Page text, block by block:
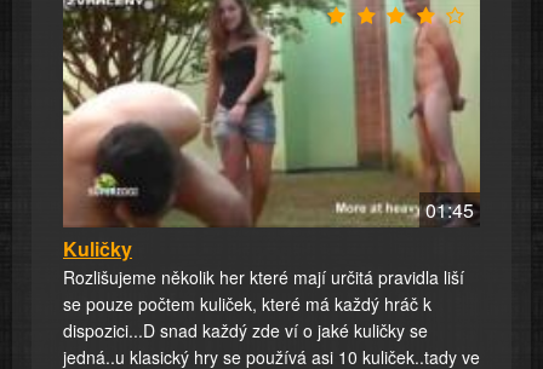
01:45
Kuličky
Rozlišujeme několik her které mají určitá pravidla liší
se pouze počtem kuliček, které má každý hráč k
dispozici...D snad každý zde ví o jaké kuličky se
jedná..u klasický hry se používá asi 10 kuliček..tady ve